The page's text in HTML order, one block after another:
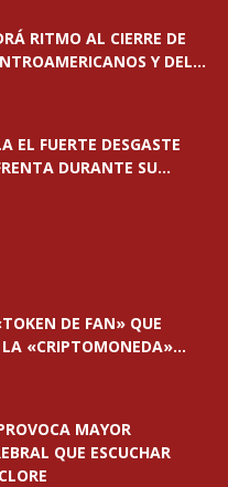
RITMO AL CIERRE DE
Y DEL...
EL FUERTE DESGASTE
DURANTE SU...
DE FAN» QUE
LA «CRIPTOMONEDA»...
MAYOR
QUE ESCUCHAR